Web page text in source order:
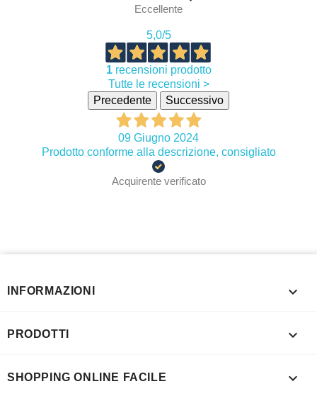
Eccellente
5,0/5
1recensioni prodotto
Tutte le recensioni >
Precedente
Successivo
09 Giugno 2024
Prodotto conforme alla descrizione, consigliato
Acquirente verificato
INFORMAZIONI 
PRODOTTI 
SHOPPING ONLINE FACILE 